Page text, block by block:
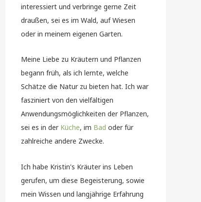
interessiert und verbringe gerne Zeit
draußen, sei es im Wald, auf Wiesen
oder in meinem eigenen Garten.
Meine Liebe zu Kräutern und Pflanzen
begann früh, als ich lernte, welche
Schätze die Natur zu bieten hat. Ich war
fasziniert von den vielfältigen
Anwendungsmöglichkeiten der Pflanzen,
sei es in der Küche, im Bad oder für
zahlreiche andere Zwecke.
Ich habe Kristin's Kräuter ins Leben
gerufen, um diese Begeisterung, sowie
mein Wissen und langjährige Erfahrung